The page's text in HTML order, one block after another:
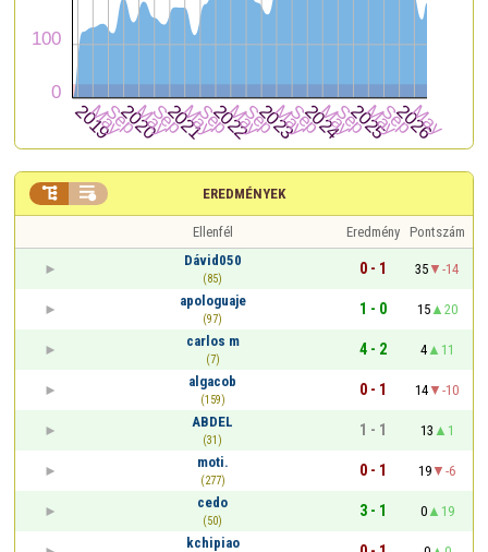
EREDMÉNYEK
 
Ellenfél Eredmény Pontszám
Dávid050
(85)
0 - 1 35
-14
apologuaje
(97)
1 - 0 15
20
carlos m
(7)
4 - 2 4
11
algacob
(159)
0 - 1 14
-10
ABDEL
(31)
1 - 1 13
1
moti.
(277)
0 - 1 19
-6
cedo
(50)
3 - 1 0
19
kchipiao